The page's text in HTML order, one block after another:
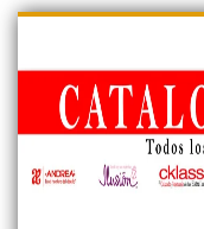
Skip
content